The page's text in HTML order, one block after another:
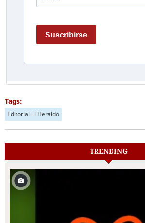
Tags:
Editorial El Heraldo
TRENDING